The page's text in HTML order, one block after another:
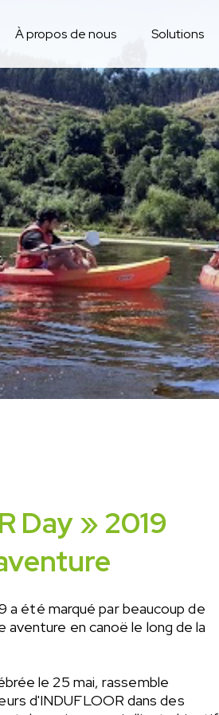
À propos de nous Solutions
Day » 2019
a été marqué par beaucoup de
aventure en canoë le long de la
le 25 mai, rassemble
d'INDUFLOOR dans des